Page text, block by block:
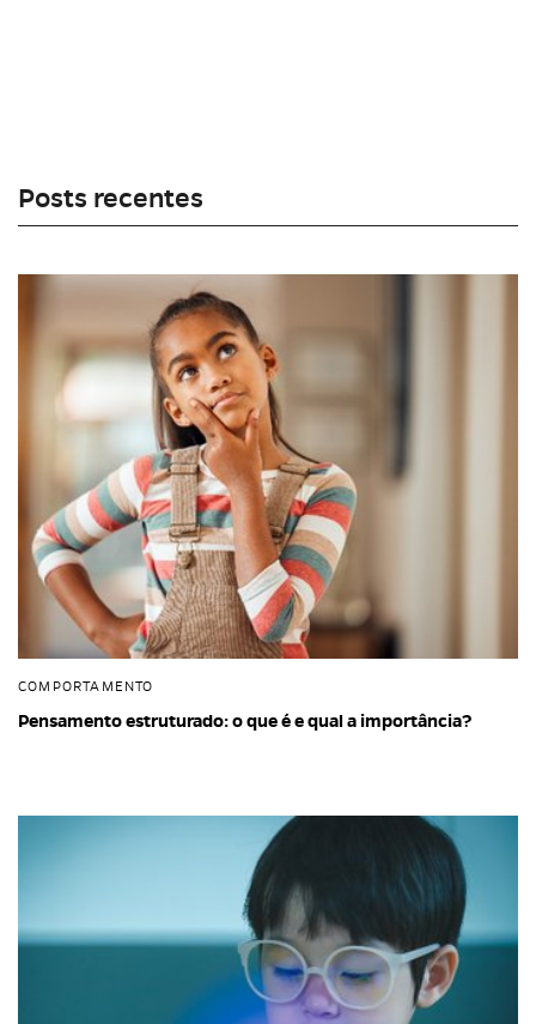
Posts recentes
COMPORTAMENTO
Pensamento estruturado: o que é e qual a importância?